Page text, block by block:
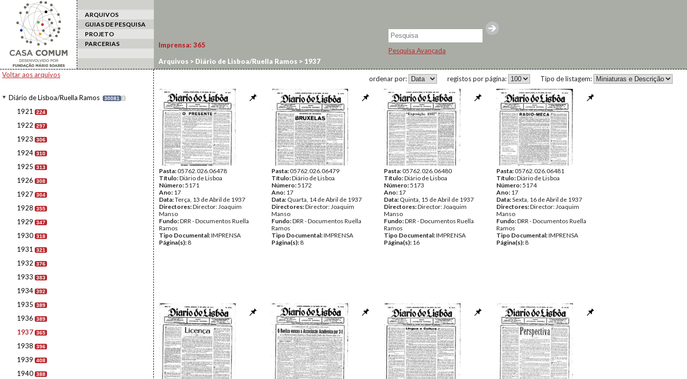
ARQUIVOS
GUIAS DE PESQUISA
PROJETO
PARCERIAS
Pesquisa Avançada
Voltar aos arquivos
Diário de Lisboa/Ruella Ramos 30081 I
1921 224
1922 297
1923 306
1924 310
1925 313
1926 308
1927 304
1928 355
1929 347
1930 318
1931 321
1932 376
1933 383
1934 392
1935 389
1936 389
1937 365
1938 396
1939 408
1940 388
Imprensa: 365
Arquivos > Diário de Lisboa/Ruella Ramos > 1937
Tipo de listagem:
registos por página:
ordenar por:
Pasta:05762.026.06478
Título:Diário de Lisboa
Número:5171
Ano: 17
Data:Terça, 13 de Abril de 1937
Directores:Director: Joaquim
Manso
Fundo:DRR - Documentos Ruella
Ramos
Tipo Documental:IMPRENSA
Página(s): 8
Pasta:05762.026.06479
Título:Diário de Lisboa
Número:5172
Ano: 17
Data: Quarta, 14 de Abril de 1937
Directores:Director: Joaquim
Manso
Fundo:DRR - Documentos Ruella
Ramos
Tipo Documental:IMPRENSA
Página(s): 8
Pasta:05762.026.06480
Título:Diário de Lisboa
Número:5173
Ano: 17
Data: Quinta, 15 de Abril de 1937
Directores:Director: Joaquim
Manso
Fundo:DRR - Documentos Ruella
Ramos
Tipo Documental:IMPRENSA
Página(s): 16
Pasta:05762.026.06481
Título:Diário de Lisboa
Número:5174
Ano: 17
Data:Sexta, 16 de Abril de 1937
Directores:Director: Joaquim
Manso
Fundo:DRR - Documentos Ruella
Ramos
Tipo Documental:IMPRENSA
Página(s): 8